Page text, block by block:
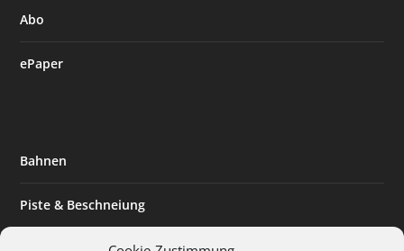
Abo
ePaper
Bahnen
Piste & Beschneiung